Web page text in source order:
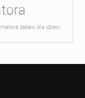
zabaw dla dzieci